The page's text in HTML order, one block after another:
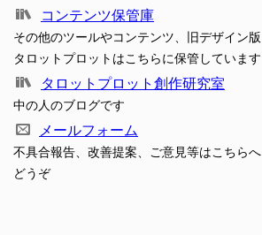
コンテンツ保管庫
その他のツールやコンテンツ、旧デザイン版
タロットプロットはこちらに保管しています
タロットプロット創作研究室
中の人のブログです
メールフォーム
不具合報告、改善提案、ご意見等はこちらへ
どうぞ